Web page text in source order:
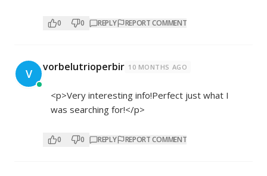
0 0 REPLY REPORT COMMENT
V vorbelutrioperbir 10 MONTHS AGO
<p>Very interesting info!Perfect just what I
was searching for!</p>
0 0 REPLY REPORT COMMENT